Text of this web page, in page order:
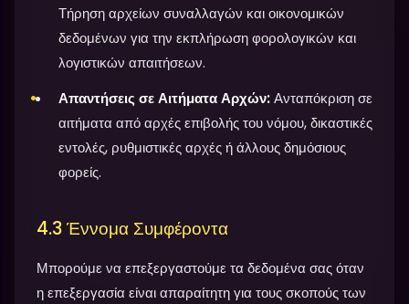
Τήρηση αρχείων συναλλαγών και οικονομικών
δεδομένων για την εκπλήρωση φορολογικών και
λογιστικών απαιτήσεων.
Απαντήσεις σε Αιτήματα Αρχών:Ανταπόκριση σε
αιτήματα από αρχές επιβολής του νόμου, δικαστικές
εντολές, ρυθμιστικές αρχές ή άλλους δημόσιους
φορείς.
4.3 Έννομα Συμφέροντα
Μπορούμε να επεξεργαστούμε τα δεδομένα σας όταν
η επεξεργασία είναι απαραίτητη για τους σκοπούς των